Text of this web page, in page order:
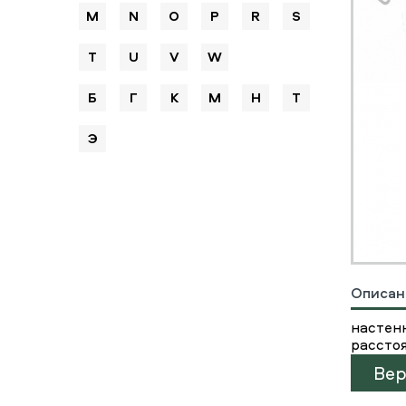
M N O P R S
T U V W
Б Г К М Н Т
Э